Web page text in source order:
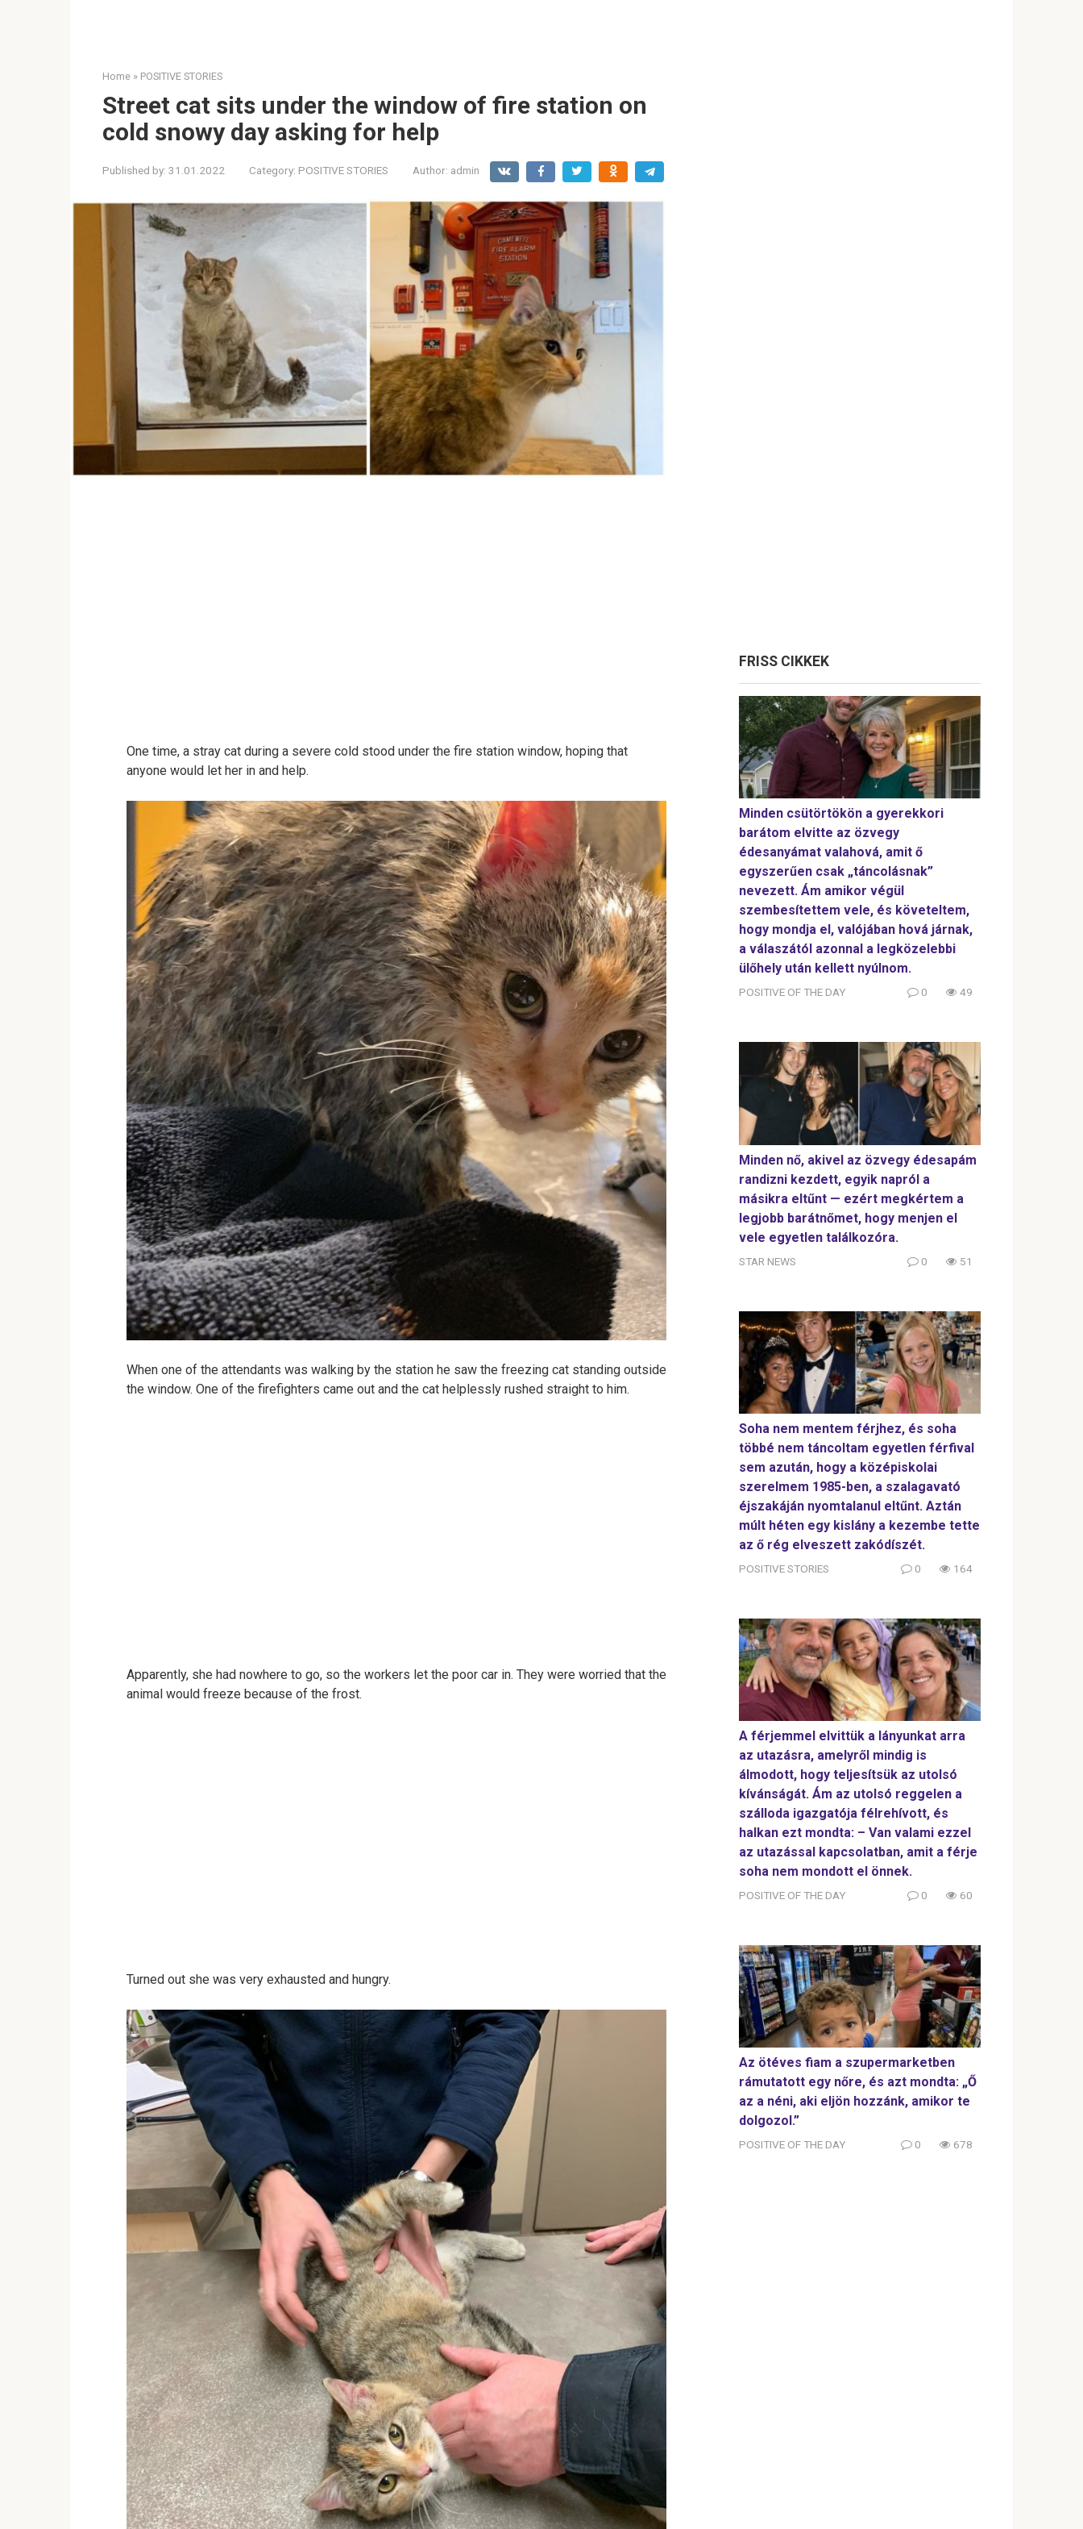
Home » POSITIVE STORIES
Street cat sits under the window of fire station on
cold snowy day asking for help
Published by: 31.01.2022 Category: POSITIVE STORIES Author: admin
One time, a stray cat during a severe cold stood under the fire station window, hoping that
anyone would let her in and help.
When one of the attendants was walking by the station he saw the freezing cat standing outside
the window. One of the firefighters came out and the cat helplessly rushed straight to him.
Apparently, she had nowhere to go, so the workers let the poor car in. They were worried that the
animal would freeze because of the frost.
Turned out she was very exhausted and hungry.
FRISS CIKKEK
Minden csütörtökön a gyerekkori
barátom elvitte az özvegy
édesanyámat valahová, amit ő
egyszerűen csak „táncolásnak”
nevezett. Ám amikor végül
szembesítettem vele, és követeltem,
hogy mondja el, valójában hová járnak,
a válaszától azonnal a legközelebbi
ülőhely után kellett nyúlnom.
POSITIVE OF THE DAY 0 49
Minden nő, akivel az özvegy édesapám
randizni kezdett, egyik napról a
másikra eltűnt — ezért megkértem a
legjobb barátnőmet, hogy menjen el
vele egyetlen találkozóra.
STAR NEWS 0 51
Soha nem mentem férjhez, és soha
többé nem táncoltam egyetlen férfival
sem azután, hogy a középiskolai
szerelmem 1985-ben, a szalagavató
éjszakáján nyomtalanul eltűnt. Aztán
múlt héten egy kislány a kezembe tette
az ő rég elveszett zakódíszét.
POSITIVE STORIES 0 164
A férjemmel elvittük a lányunkat arra
az utazásra, amelyről mindig is
álmodott, hogy teljesítsük az utolsó
kívánságát. Ám az utolsó reggelen a
szálloda igazgatója félrehívott, és
halkan ezt mondta: – Van valami ezzel
az utazással kapcsolatban, amit a férje
soha nem mondott el önnek.
POSITIVE OF THE DAY 0 60
Az ötéves fiam a szupermarketben
rámutatott egy nőre, és azt mondta: „Ő
az a néni, aki eljön hozzánk, amikor te
dolgozol.”
POSITIVE OF THE DAY 0 678